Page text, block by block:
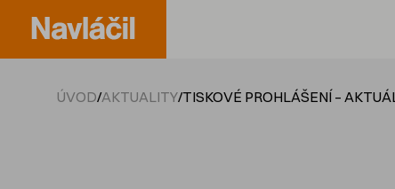
ÚVOD/AKTUALITY/TISKOVÉ PROHLÁŠENÍ –